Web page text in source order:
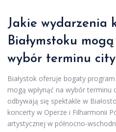
Jakie wydarzenia
Białymstoku
wybór terminu
Białystok oferuje bogaty
mogą wpłynąć na wybór terminu
odbywają się spektakle w
koncerty w Operze i Filharmonii
artystycznej w północno-